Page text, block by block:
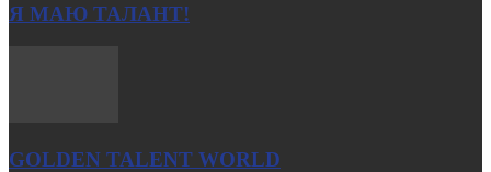
Я МАЮ ТАЛАНТ!
GOLDEN TALENT WORLD